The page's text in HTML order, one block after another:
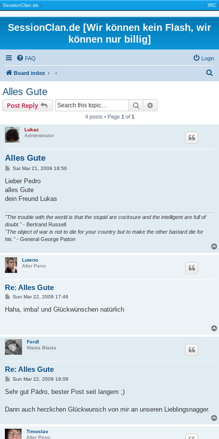
| SessionClan.de | | IRC |
SessionClan.de [Wir können kein Flash, wir
können nur billig]
FAQ Login
Board index
Alles Gute
Post Reply Search
4 posts • Page 1 of 1
Lukaz
Administrator
Alles Gute
P
s
Sat Mar 21, 2009 18:56
Lieber Pedro
alles Gute
dein Freund Lukas
"The trouble with the world is that the stupid are cocksure and the intelligent are full of
doubt."- Bertrand Russell
"The object of war is not to die for your country but to make the other bastard die for
his."- General George Patton
Luteno
Alter Peno
Re: Alles Gute
P
s
Sun Mar 22, 2009 17:46
Haha, imba! und Glückwünschen natürlich
Ferdl
Masta Blasta
Re: Alles Gute
P
s
Sun Mar 22, 2009 18:08
Sehr gut Pädro, bester Post seit langem ;)
Dann auch herzlichen Glückwunsch von mir an unseren Lieblingsnagger.
Timoslav
Alter Peno